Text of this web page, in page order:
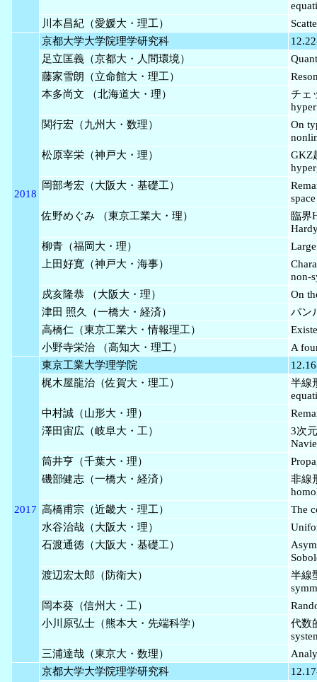
川本昌紀（愛媛大・理工）
2018
京都大学大学院理学研究科
足立匡義（京都大・人間環境）
藤家雪朗（立命館大・理工）
本多尚文 （北海道大・理）
チェ
関行宏（九州大・数理）
On
松原宰栄（神戸大・理）
GKZ
岡部考宏（大阪大・基礎工）
space
佐野めぐみ （東京工業大・理）
臨界
柳青（福岡大・理）
上田好寛（神戸大・海事）
non-
戍亥隆恭 （大阪大・理）
On
津田 照久（一橋大・経済）
パン
高橋仁（東京工業大・情報理工）
小野寺栄治 （高知大・理工）
A
2017
東京工業大学理学院
梶木屋龍治（佐賀大・理工）
半線
中村誠（山形大・理）
澤田宙広（岐阜大・工）
3次
筒井亨（千葉大・理）
磯部健志（一橋大・経済）
非線
高橋甫宗（近畿大・理工）
The
水谷治哉（大阪大・理）
石渡通徳（大阪大・基礎工）
渡辺宏太郎（防衛大）
半線
岡本葵（信州大・工）
小川原弘士（熊本大・先端科学）
代数
三浦達哉（東京大・数理）
京都大学大学院理学研究科